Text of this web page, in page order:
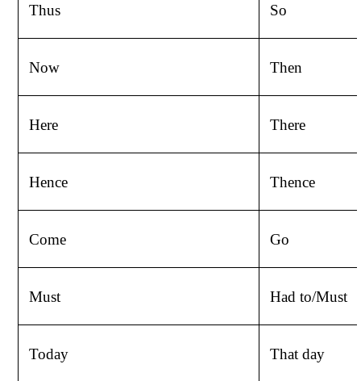
Thus So
Now Then
Here There
Hence Thence
Come Go
Must Had to/Must
Today That day